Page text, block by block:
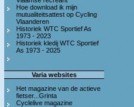
Hoe download ik mijn
mutualiteitsattest op Cycling
Vlaanderen
Historiek WTC Sportief As
1973 - 2023
Historiek kledij WTC Sportief
As 1973 - 2025
Varia websites
Het magazine van de actieve
fietser...Grinta
Cyclelive magazine